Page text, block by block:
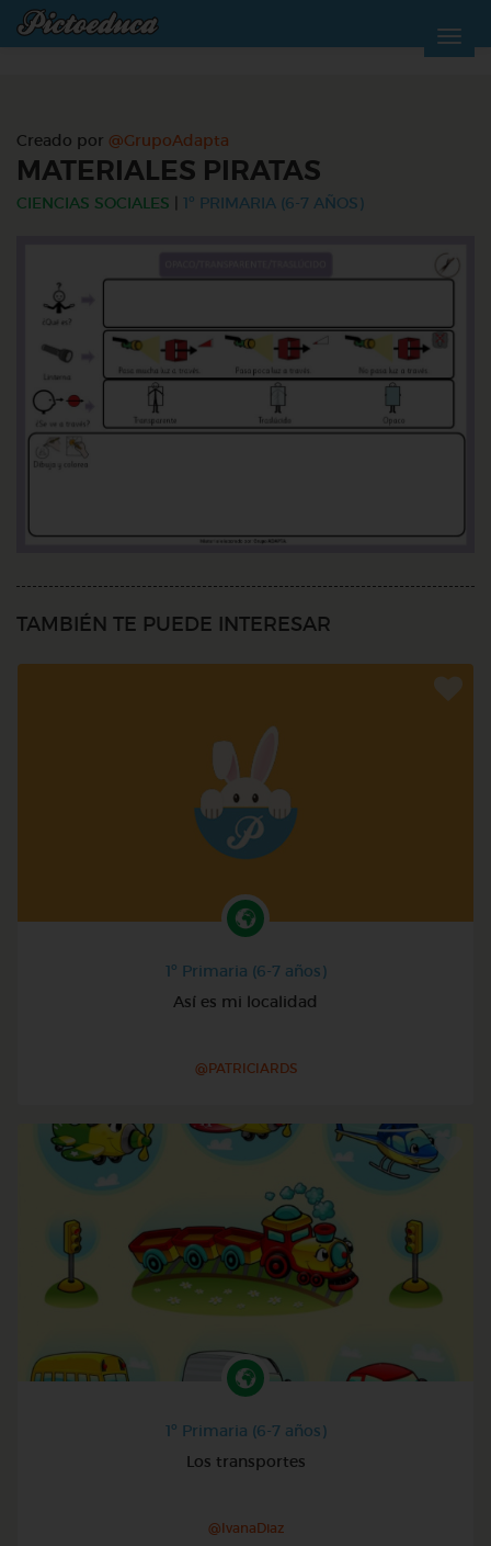
Creado por @GrupoAdapta
MATERIALES PIRATAS
CIENCIAS SOCIALES 1º PRIMARIA (6-7 AÑOS)
TAMBIÉN TE PUEDE INTERESAR
1º Primaria (6-7 años)
Así es mi localidad
@PATRICIARDS
1º Primaria (6-7 años)
Los transportes
@IvanaDiaz